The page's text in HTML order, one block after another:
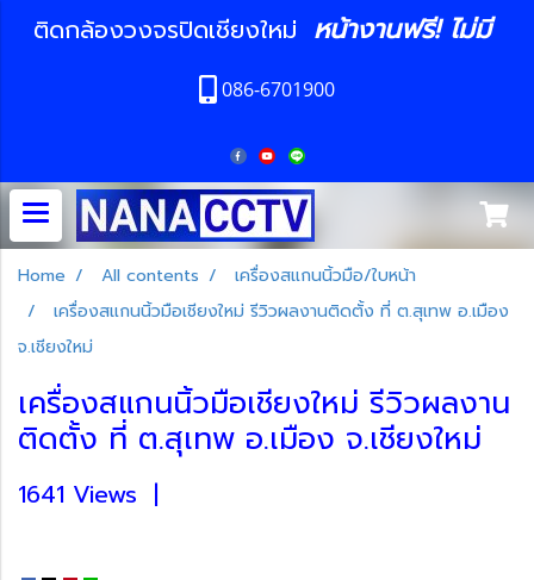
ติดกล้องวงจรปิดเชียงใหม่ หน้างานฟรี! ไม่มี
086-6701900
Home All contents
เครื่องสแกนนิ้วมือ/ใบหน้า
เครื่องสแกนนิ้วมือเชียงใหม่ รีวิวผลงานติดตั้ง ที่ ต.สุเทพ อ.เมือง
จ.เชียงใหม่
เครื่องสแกนนิ้วมือเชียงใหม่ รีวิวผลงาน
ติดตั้ง ที่ ต.สุเทพ อ.เมือง จ.เชียงใหม่
1641 Views |